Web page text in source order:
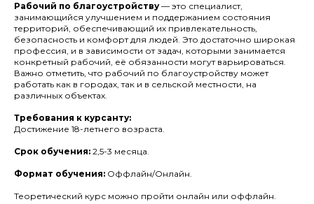
Рабочий по благоустройству— это специалист,
занимающийся улучшением и поддержанием состояния
территорий, обеспечивающий их привлекательность,
безопасность и комфорт для людей. Это достаточно широкая
профессия, и в зависимости от задач, которыми занимается
конкретный рабочий, её обязанности могут варьироваться.
Важно отметить, что рабочий по благоустройству может
работать как в городах, так и в сельской местности, на
различных объектах.
Требования к курсанту:
Достижение 18-летнего возраста.
Срок обучения: 2,5-3 месяца.
Формат обучения: Оффлайн/Онлайн.
Теоретический курс можно пройти онлайн или оффлайн.